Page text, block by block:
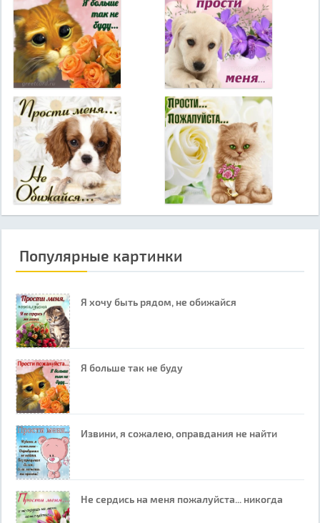
Популярные картинки
Я хочу быть рядом, не обижайся
Я больше так не буду
Извини, я сожалею, оправдания не найти
Не сердись на меня пожалуйста... никогда